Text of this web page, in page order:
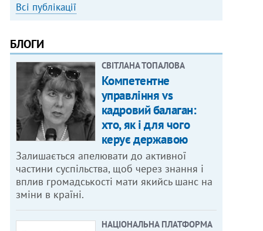
Всі публікації
БЛОГИ
СВІТЛАНА ТОПАЛОВА
Компетентне
управління vs
кадровий балаган:
хто, як і для чого
керує державою
Залишається апелювати до активної
частини суспільства, щоб через знання і
вплив громадськості мати якийсь шанс на
зміни в країні.
НАЦІОНАЛЬНА ПЛАТФОРМА